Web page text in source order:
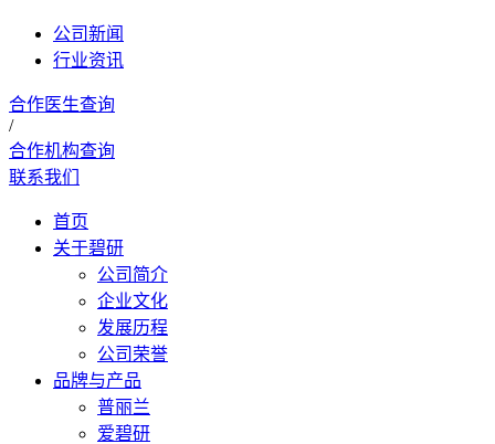
公司新闻
行业资讯
合作医生查询
/
合作机构查询
联系我们
首页
关于碧研
公司简介
企业文化
发展历程
公司荣誉
品牌与产品
普丽兰
爱碧研